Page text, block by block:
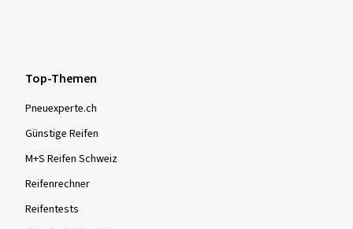
Top-Themen
Pneuexperte.ch
Günstige Reifen
M+S Reifen Schweiz
Reifenrechner
Reifentests